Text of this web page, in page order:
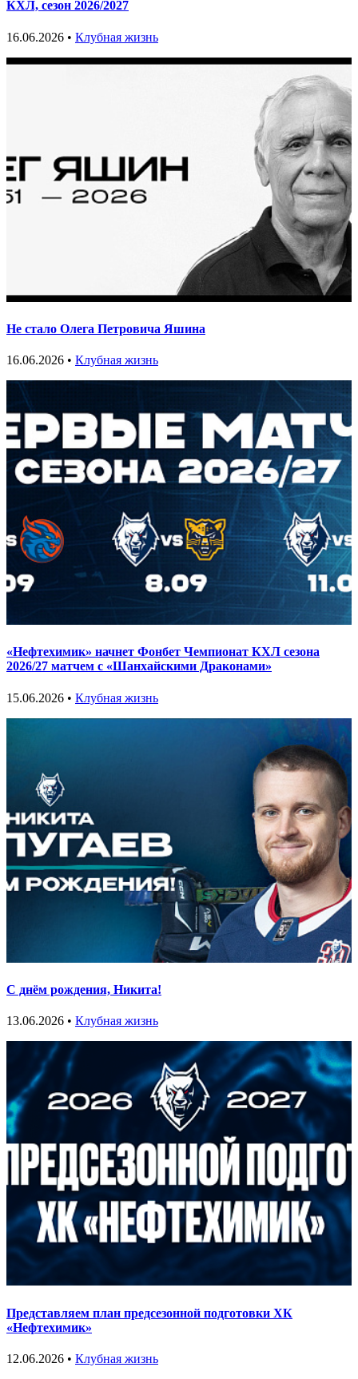
КХЛ, сезон 2026/2027
16.06.2026 • Клубная жизнь
Не стало Олега Петровича Яшина
16.06.2026 • Клубная жизнь
«Нефтехимик» начнет Фонбет Чемпионат КХЛ сезона
2026/27 матчем с «Шанхайскими Драконами»
15.06.2026 • Клубная жизнь
С днём рождения, Никита!
13.06.2026 • Клубная жизнь
Представляем план предсезонной подготовки ХК
«Нефтехимик»
12.06.2026 • Клубная жизнь